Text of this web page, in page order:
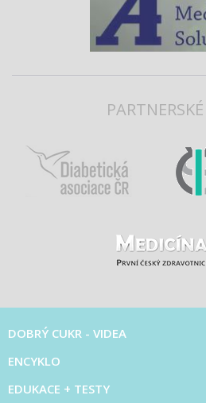
DOBRÝ CUKR - VIDEA
ENCYKLO
EDUKACE + TESTY